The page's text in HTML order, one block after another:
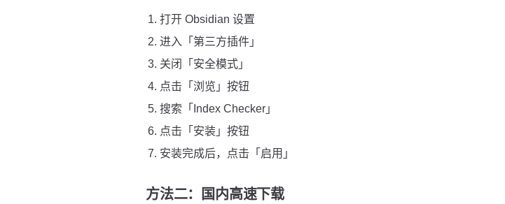
打开 Obsidian 设置
进入「第三方插件」
关闭「安全模式」
点击「浏览」按钮
搜索「Index Checker」
点击「安装」按钮
安装完成后，点击「启用」
方法二：国内高速下载